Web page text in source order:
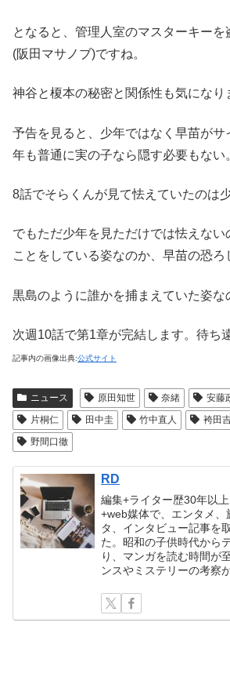
となると、管理人室のマスターキーを
(阪田マサノブ)ですね。
神谷と榎本の秘密と関係性も気になり
予告を見ると、少年ではなく早苗がサ
年も普通に実の子なら隠す必要もない
8話でそらくんが見て怯えていたのは
でもただ少年を見ただけでは怯えない
ことをしている姿なのか、早苗の恐ろ
黒島のように誰かを捕まえていた姿な
次週10話で第1章が完結します。待ち
記事内の画像出典:公式サイト
ニュース 原田知世 奈緒 安藤
片桐仁
田中圭 竹中直人 袴田
野間口徹
RD
編集+ライター歴30年以
+web媒体で、エンタメ、
タ、インタビュー記事を
た。昭和の子供時代から
り、マンガを読む時間が
ンスやミステリーの考察